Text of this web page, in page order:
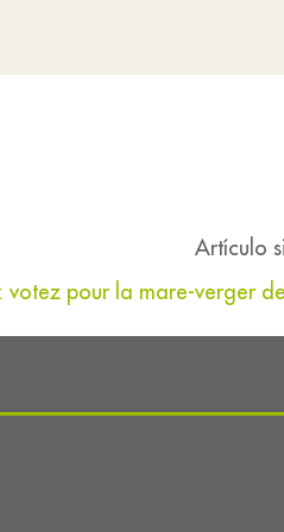
Artículo
votez pour la mare-verger